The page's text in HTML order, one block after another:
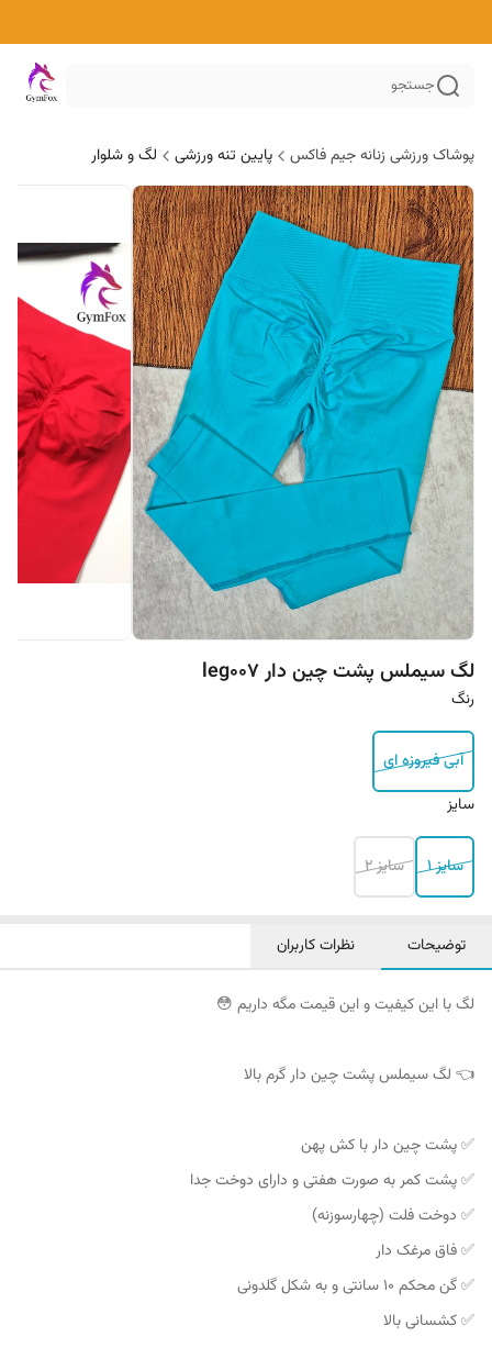
جستجو
پوشاک ورزشی زنانه جیم فاکس پایین تنه ورزشی لگ و شلوار
لگ سیملس پشت چین دار leg007
رنگ
آبی فیروزه ای
سایز
سایز ۱ سایز ۲
توضیحات نظرات کاربران
لگ با این کیفیت و این قیمت مگه داریم 😳
👈 لگ سیملس پشت چین دار گرم بالا
✅ پشت چین دار با کش پهن
✅ پشت کمر به صورت هفتی و دارای دوخت جدا
✅ دوخت فلت (چهارسوزنه)
✅ فاق مرغک دار
✅ گن محکم ۱۰ سانتی و به شکل گلدونی
✅ کشسانی بالا